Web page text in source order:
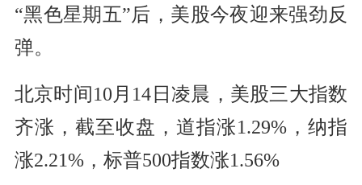
“黑色星期五”后，美股今夜迎来强劲反
弹。
北京时间10月14日凌晨，美股三大指数
齐涨，截至收盘，道指涨1.29%，纳指
涨2.21%，标普500指数涨1.56%